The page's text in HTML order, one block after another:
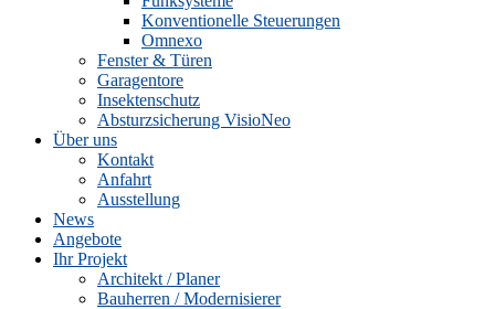
Konventionelle Steuerungen
Omnexo
Fenster & Türen
Garagentore
Insektenschutz
Absturzsicherung VisioNeo
Über uns
Kontakt
Anfahrt
Ausstellung
News
Angebote
Ihr Projekt
Architekt / Planer
Bauherren / Modernisierer